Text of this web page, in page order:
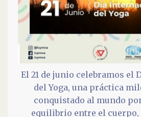
El 21 de junio celebramos el
del Yoga, una práctica
conquistado al mundo
equilibrio entre el cuerpo,